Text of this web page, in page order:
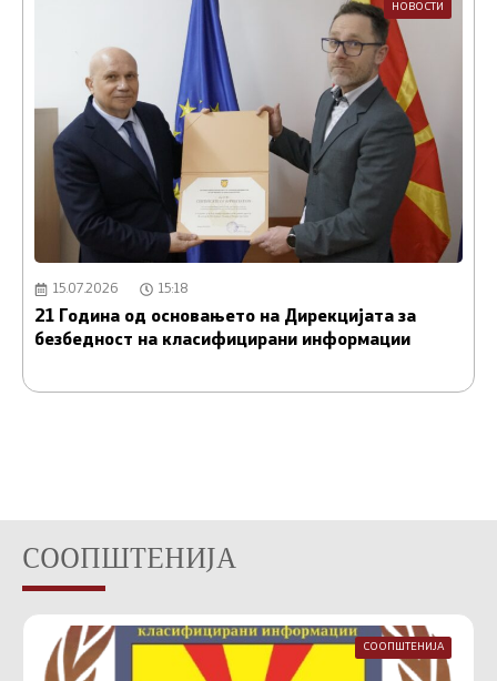
НОВОСТИ
15.07.2026 15:18
21 Година од основањето на Дирекцијата за
безбедност на класифицирани информации
СООПШТЕНИЈА
СООПШТЕНИЈА